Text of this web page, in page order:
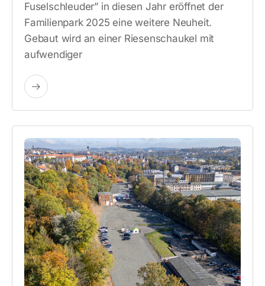
Fuselschleuder” in diesen Jahr eröffnet der
Familienpark 2025 eine weitere Neuheit.
Gebaut wird an einer Riesenschaukel mit
aufwendiger